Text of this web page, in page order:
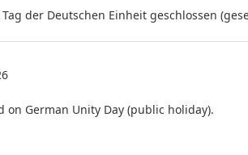
der Deutschen Einheit geschlossen
on German Unity Day (public holiday).